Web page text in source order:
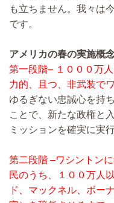
も立ちません。我々は
です。
アメリカの春の実施概
第一段階– １０００万
力的、且つ、非武装で
ゆるぎない忠誠心を持ち
ことで、新たな政権と
ミッションを確実に実行
第二段階 –ワシントン
民のうち、１００万人
ド、マックネル、ボー